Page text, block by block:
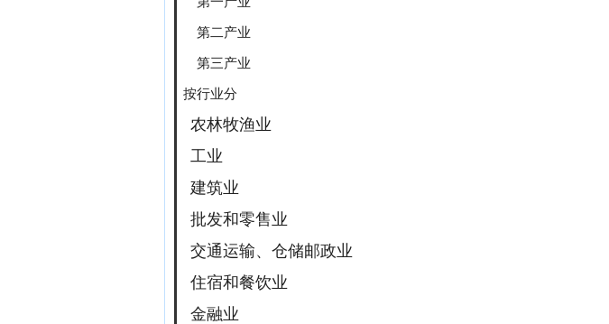
第二产业
第三产业
按行业分
农林牧渔业
工业
建筑业
批发和零售业
交通运输、仓储邮政业
住宿和餐饮业
金融业